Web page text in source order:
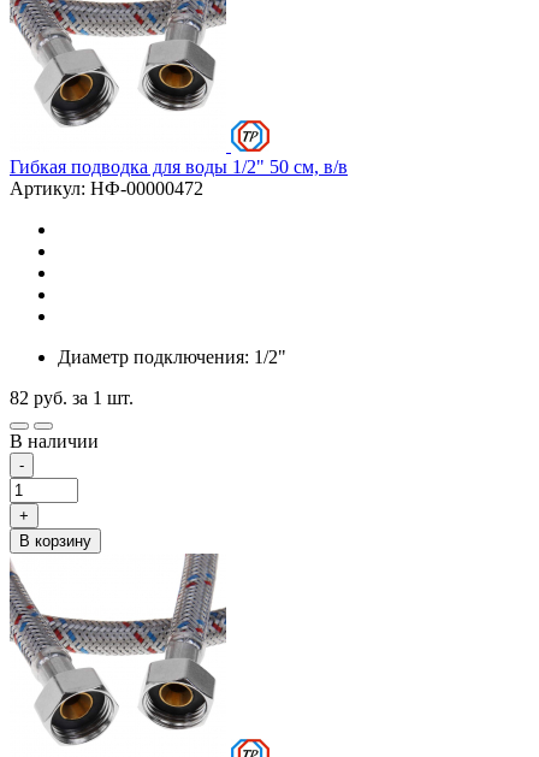
Гибкая подводка для воды 1/2" 50 см, в/в
Артикул: НФ-00000472
Диаметр подключения: 1/2"
82 руб. за 1 шт.
В наличии
-
+
В корзину